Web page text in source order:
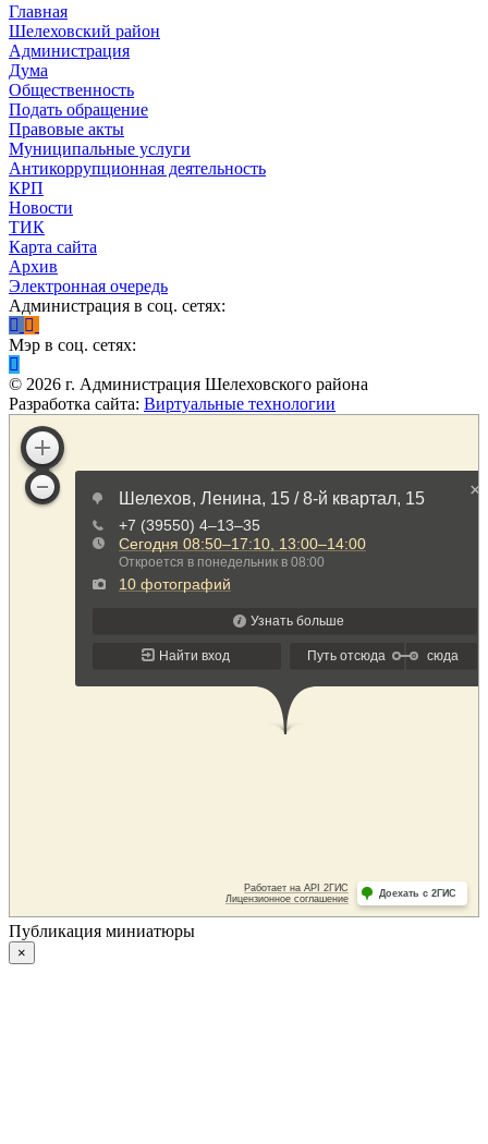
Главная
Шелеховский район
Администрация
Дума
Общественность
Подать обращение
Правовые акты
Муниципальные услуги
Антикоррупционная деятельность
КРП
Новости
ТИК
Карта сайта
Архив
Электронная очередь
Администрация в соц. сетях:
Мэр в соц. сетях:
© 2026 г. Администрация Шелеховского района
Разработка сайта: Виртуальные технологии
Публикация миниатюры
×